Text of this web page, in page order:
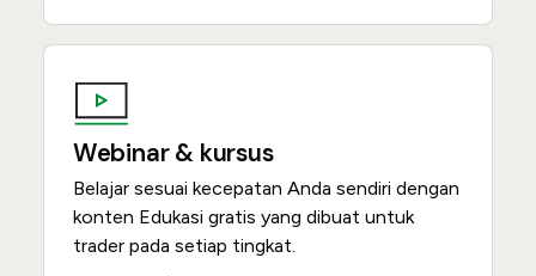
Webinar & kursus
Belajar sesuai kecepatan Anda sendiri dengan
konten Edukasi gratis yang dibuat untuk
trader pada setiap tingkat.